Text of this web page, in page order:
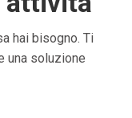
hai bisogno. Ti
una soluzione